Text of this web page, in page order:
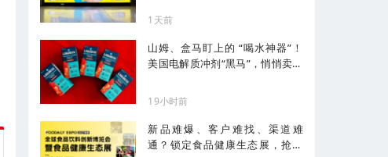
1天前
山姆、盒马盯上的 “喝水神器”！
美国电解质冲剂“黑马”，悄悄卖了
19小时前
新品难爆、客户难找、渠道难
通？锁定食品健康生态展，抢占